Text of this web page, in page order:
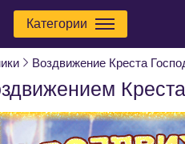
Категории
Воздвижение Креста